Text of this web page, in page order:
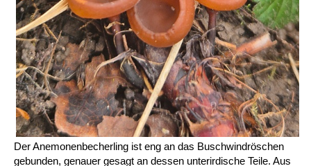
Der Anemonenbecherling ist eng an das Buschwindröschen
gebunden, genauer gesagt an dessen unterirdische Teile. Aus